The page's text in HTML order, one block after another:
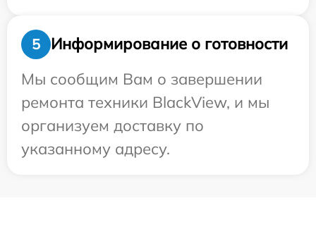
5
Информирование о готовности
Мы сообщим Вам о завершении
ремонта техники BlackView, и мы
организуем доставку по
указанному адресу.